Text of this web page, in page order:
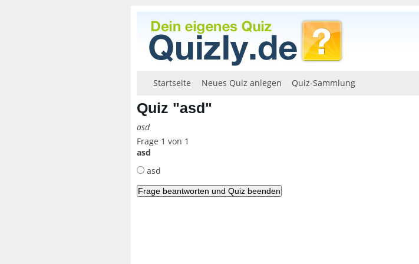
Startseite Neues Quiz anlegen Quiz-Sammlung
Quiz "asd"
asd
Frage 1 von 1
asd
asd